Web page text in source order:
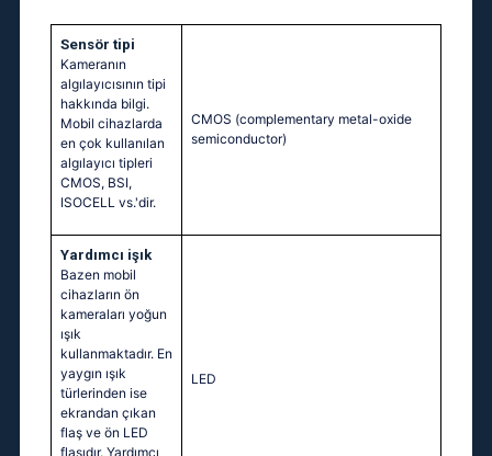
Sensör tipi
Kameranın
algılayıcısının tipi
hakkında bilgi.
Mobil cihazlarda
en çok kullanılan
algılayıcı tipleri
CMOS, BSI,
ISOCELL vs.'dir.
CMOS (complementary metal-oxide
semiconductor)
Yardımcı işık
Bazen mobil
cihazların ön
kameraları yoğun
ışık
kullanmaktadır. En
yaygın ışık
türlerinden ise
ekrandan çıkan
flaş ve ön LED
flaşıdır. Yardımcı
LED